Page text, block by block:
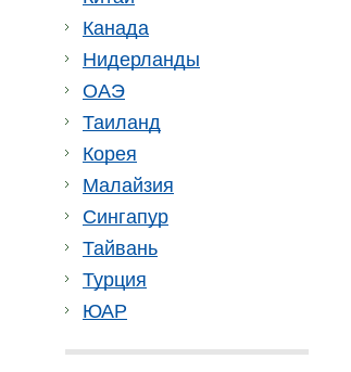
Канада
Нидерланды
ОАЭ
Таиланд
Корея
Малайзия
Сингапур
Тайвань
Турция
ЮАР